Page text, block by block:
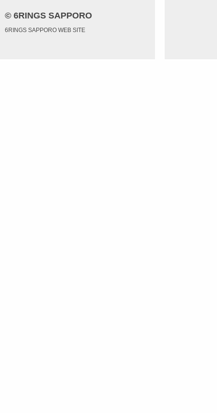
© 6RINGS SAPPORO
6RINGS SAPPORO WEB SITE